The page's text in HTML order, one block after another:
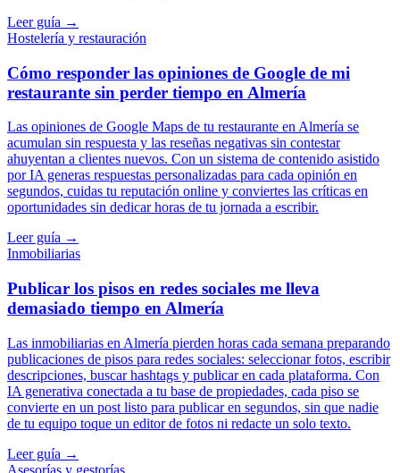
Leer guía →
Hostelería y restauración
Cómo responder las opiniones de Google de mi
restaurante sin perder tiempo en Almería
Las opiniones de Google Maps de tu restaurante en Almería se
acumulan sin respuesta y las reseñas negativas sin contestar
ahuyentan a clientes nuevos. Con un sistema de contenido asistido
por IA generas respuestas personalizadas para cada opinión en
segundos, cuidas tu reputación online y conviertes las críticas en
oportunidades sin dedicar horas de tu jornada a escribir.
Leer guía →
Inmobiliarias
Publicar los pisos en redes sociales me lleva
demasiado tiempo en Almería
Las inmobiliarias en Almería pierden horas cada semana preparando
publicaciones de pisos para redes sociales: seleccionar fotos, escribir
descripciones, buscar hashtags y publicar en cada plataforma. Con
IA generativa conectada a tu base de propiedades, cada piso se
convierte en un post listo para publicar en segundos, sin que nadie
de tu equipo toque un editor de fotos ni redacte un solo texto.
Leer guía →
Asesorías y gestorías